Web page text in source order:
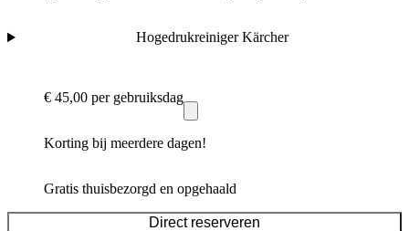
Hogedrukreiniger Kärcher
€ 45,00 per gebruiksdag
Korting bij meerdere dagen!
Gratis thuisbezorgd en opgehaald
Direct reserveren